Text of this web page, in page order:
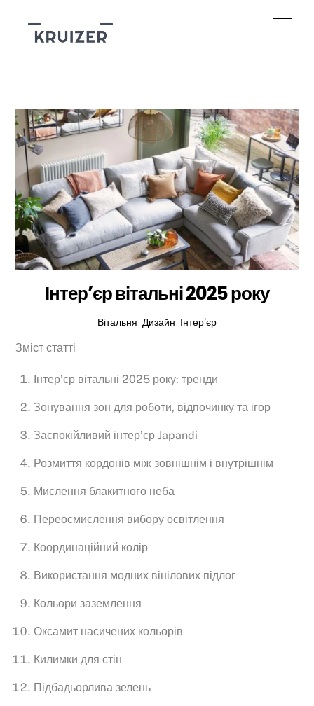
content
Інтер’єр вітальні 2025 року
Вітальня Дизайн Інтер’єр
Зміст статті
Інтер’єр вітальні 2025 року: тренди
Зонування зон для роботи, відпочинку та ігор
Заспокійливий інтер’єр Japandi
Розмиття кордонів між зовнішнім і внутрішнім
Мислення блакитного неба
Переосмислення вибору освітлення
Координаційний колір
Використання модних вінілових підлог
Кольори заземлення
Оксамит насичених кольорів
Килимки для стін
Підбадьорлива зелень